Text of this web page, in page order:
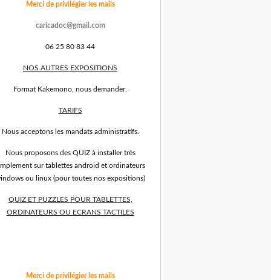
Merci de privilégier les mails
caricadoc@gmail.com
06 25 80 83 44
NOS AUTRES EXPOSITIONS
Format Kakemono, nous demander.
TARIFS
Nous acceptons les mandats administratifs.
Nous proposons des QUIZ à installer très
sur tablettes android et ordinateurs
ou linux (pour toutes nos expositions)
QUIZ ET PUZZLES POUR TABLETTES,
ORDINATEURS OU ECRANS TACTILES
Merci de privilégier les mails